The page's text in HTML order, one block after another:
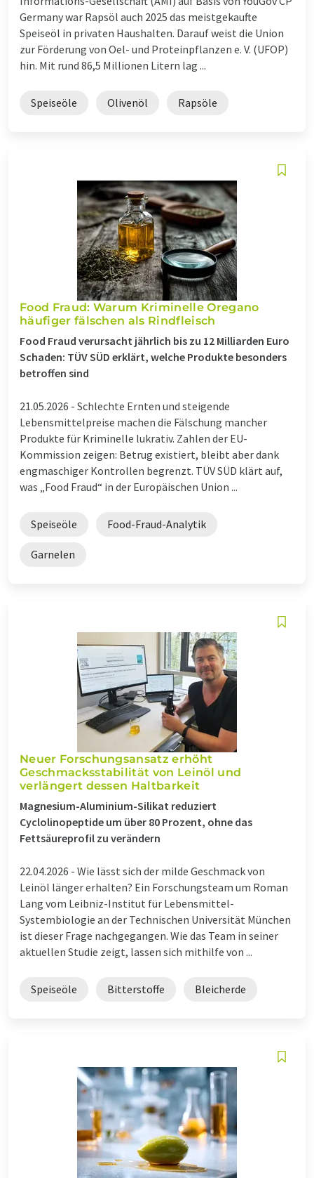
Germany war Rapsöl auch 2025 das meistgekaufte
Speiseöl in privaten Haushalten. Darauf weist die Union
zur Förderung von Oel- und Proteinpflanzen e. V. (UFOP)
hin. Mit rund 86,5 Millionen Litern lag ...
Speiseöle Olivenöl Rapsöle
Food Fraud: Warum Kriminelle Oregano
häufiger fälschen als Rindfleisch
Food Fraud verursacht jährlich bis zu 12 Milliarden Euro
Schaden: TÜV SÜD erklärt, welche Produkte besonders
betroffen sind
21.05.2026 - Schlechte Ernten und steigende
Lebensmittelpreise machen die Fälschung mancher
Produkte für Kriminelle lukrativ. Zahlen der EU-
Kommission zeigen: Betrug existiert, bleibt aber dank
engmaschiger Kontrollen begrenzt. TÜV SÜD klärt auf,
was „Food Fraud“ in der Europäischen Union ...
Speiseöle Food-Fraud-Analytik
Garnelen
Neuer Forschungsansatz erhöht
Geschmacksstabilität von Leinöl und
verlängert dessen Haltbarkeit
Magnesium-Aluminium-Silikat reduziert
Cyclolinopeptide um über 80 Prozent, ohne das
Fettsäureprofil zu verändern
22.04.2026 - Wie lässt sich der milde Geschmack von
Leinöl länger erhalten? Ein Forschungsteam um Roman
Lang vom Leibniz-Institut für Lebensmittel-
Systembiologie an der Technischen Universität München
ist dieser Frage nachgegangen. Wie das Team in seiner
aktuellen Studie zeigt, lassen sich mithilfe von ...
Speiseöle Bitterstoffe Bleicherde